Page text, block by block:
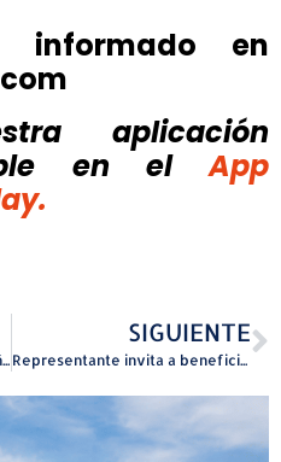
informado en
aplicación
en el
App
Reconocen a graduandos Cialeños
SIGUIENTE
Representante invita a beneficiarse de feria de servicios gubernamentales en el Municipio de Manatí